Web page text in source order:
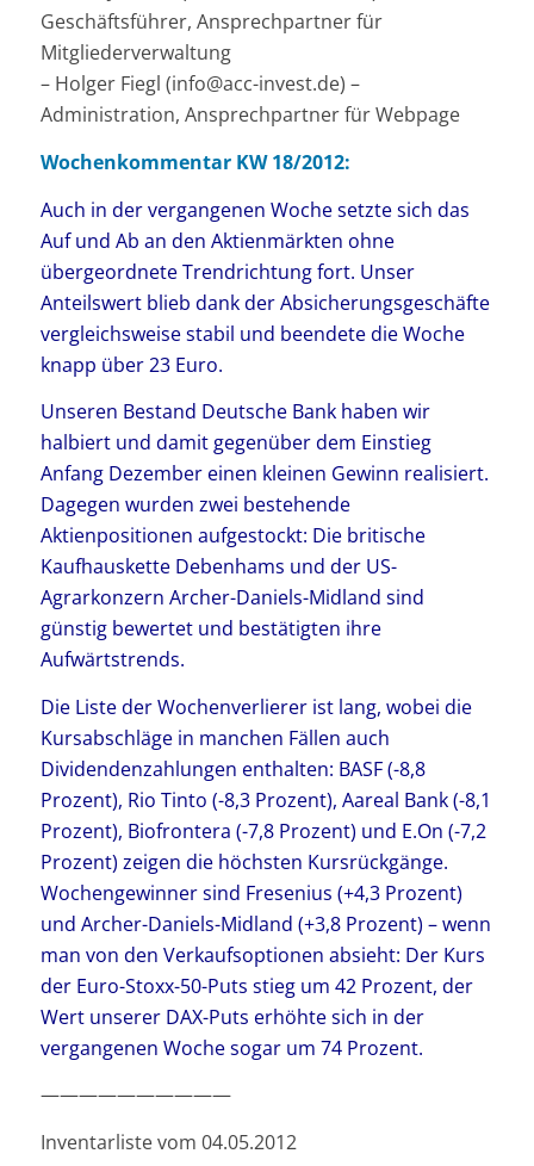
Geschäftsführer, Ansprechpartner für
Mitgliederverwaltung
– Holger Fiegl (info@acc-invest.de) –
Administration, Ansprechpartner für Webpage
Wochenkommentar KW 18/2012:
Auch in der vergangenen Woche setzte sich das
Auf und Ab an den Aktienmärkten ohne
übergeordnete Trendrichtung fort. Unser
Anteilswert blieb dank der Absicherungsgeschäfte
vergleichsweise stabil und beendete die Woche
knapp über 23 Euro.
Unseren Bestand Deutsche Bank haben wir
halbiert und damit gegenüber dem Einstieg
Anfang Dezember einen kleinen Gewinn realisiert.
Dagegen wurden zwei bestehende
Aktienpositionen aufgestockt: Die britische
Kaufhauskette Debenhams und der US-
Agrarkonzern Archer-Daniels-Midland sind
günstig bewertet und bestätigten ihre
Aufwärtstrends.
Die Liste der Wochenverlierer ist lang, wobei die
Kursabschläge in manchen Fällen auch
Dividendenzahlungen enthalten: BASF (-8,8
Prozent), Rio Tinto (-8,3 Prozent), Aareal Bank (-8,1
Prozent), Biofrontera (-7,8 Prozent) und E.On (-7,2
Prozent) zeigen die höchsten Kursrückgänge.
Wochengewinner sind Fresenius (+4,3 Prozent)
und Archer-Daniels-Midland (+3,8 Prozent) – wenn
man von den Verkaufsoptionen absieht: Der Kurs
der Euro-Stoxx-50-Puts stieg um 42 Prozent, der
Wert unserer DAX-Puts erhöhte sich in der
vergangenen Woche sogar um 74 Prozent.
——————————
Inventarliste vom 04.05.2012